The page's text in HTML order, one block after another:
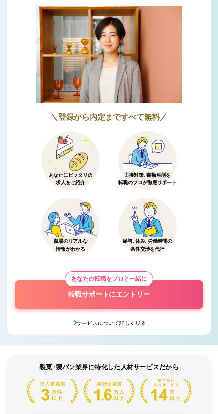
＼登録から内定まですべて無料／
あなたにピッタリの
求人をご紹介
面接対策、書類添削を
転職のプロが徹底サポート
職場のリアルな
情報がわかる
給与、休み、労働時間の
条件交渉を代行
あなたの転職をプロと一緒に
転職サポートにエントリー
サービスについて詳しく見る
製菓・製パン業界に特化した人材サービスだから